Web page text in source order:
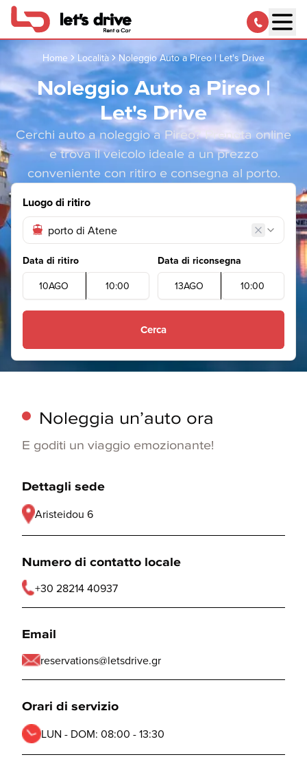
Home Località Noleggio Auto a Pireo | Let's Drive
Noleggio Auto a Pireo |
Let's Drive
Cerchi auto a noleggio a Pireo? Prenota online
e trova il veicolo ideale a un prezzo
conveniente con ritiro e consegna al porto.
Luogo di ritiro
Data di ritiro
10AGO 10:00
Data di riconsegna
13AGO 10:00
Cerca
Noleggia un’auto ora
E goditi un viaggio emozionante!
Dettagli sede
Aristeidou 6
Numero di contatto locale
+30 28214 40937
Email
reservations@letsdrive.gr
Orari di servizio
LUN - DOM: 08:00 - 13:30